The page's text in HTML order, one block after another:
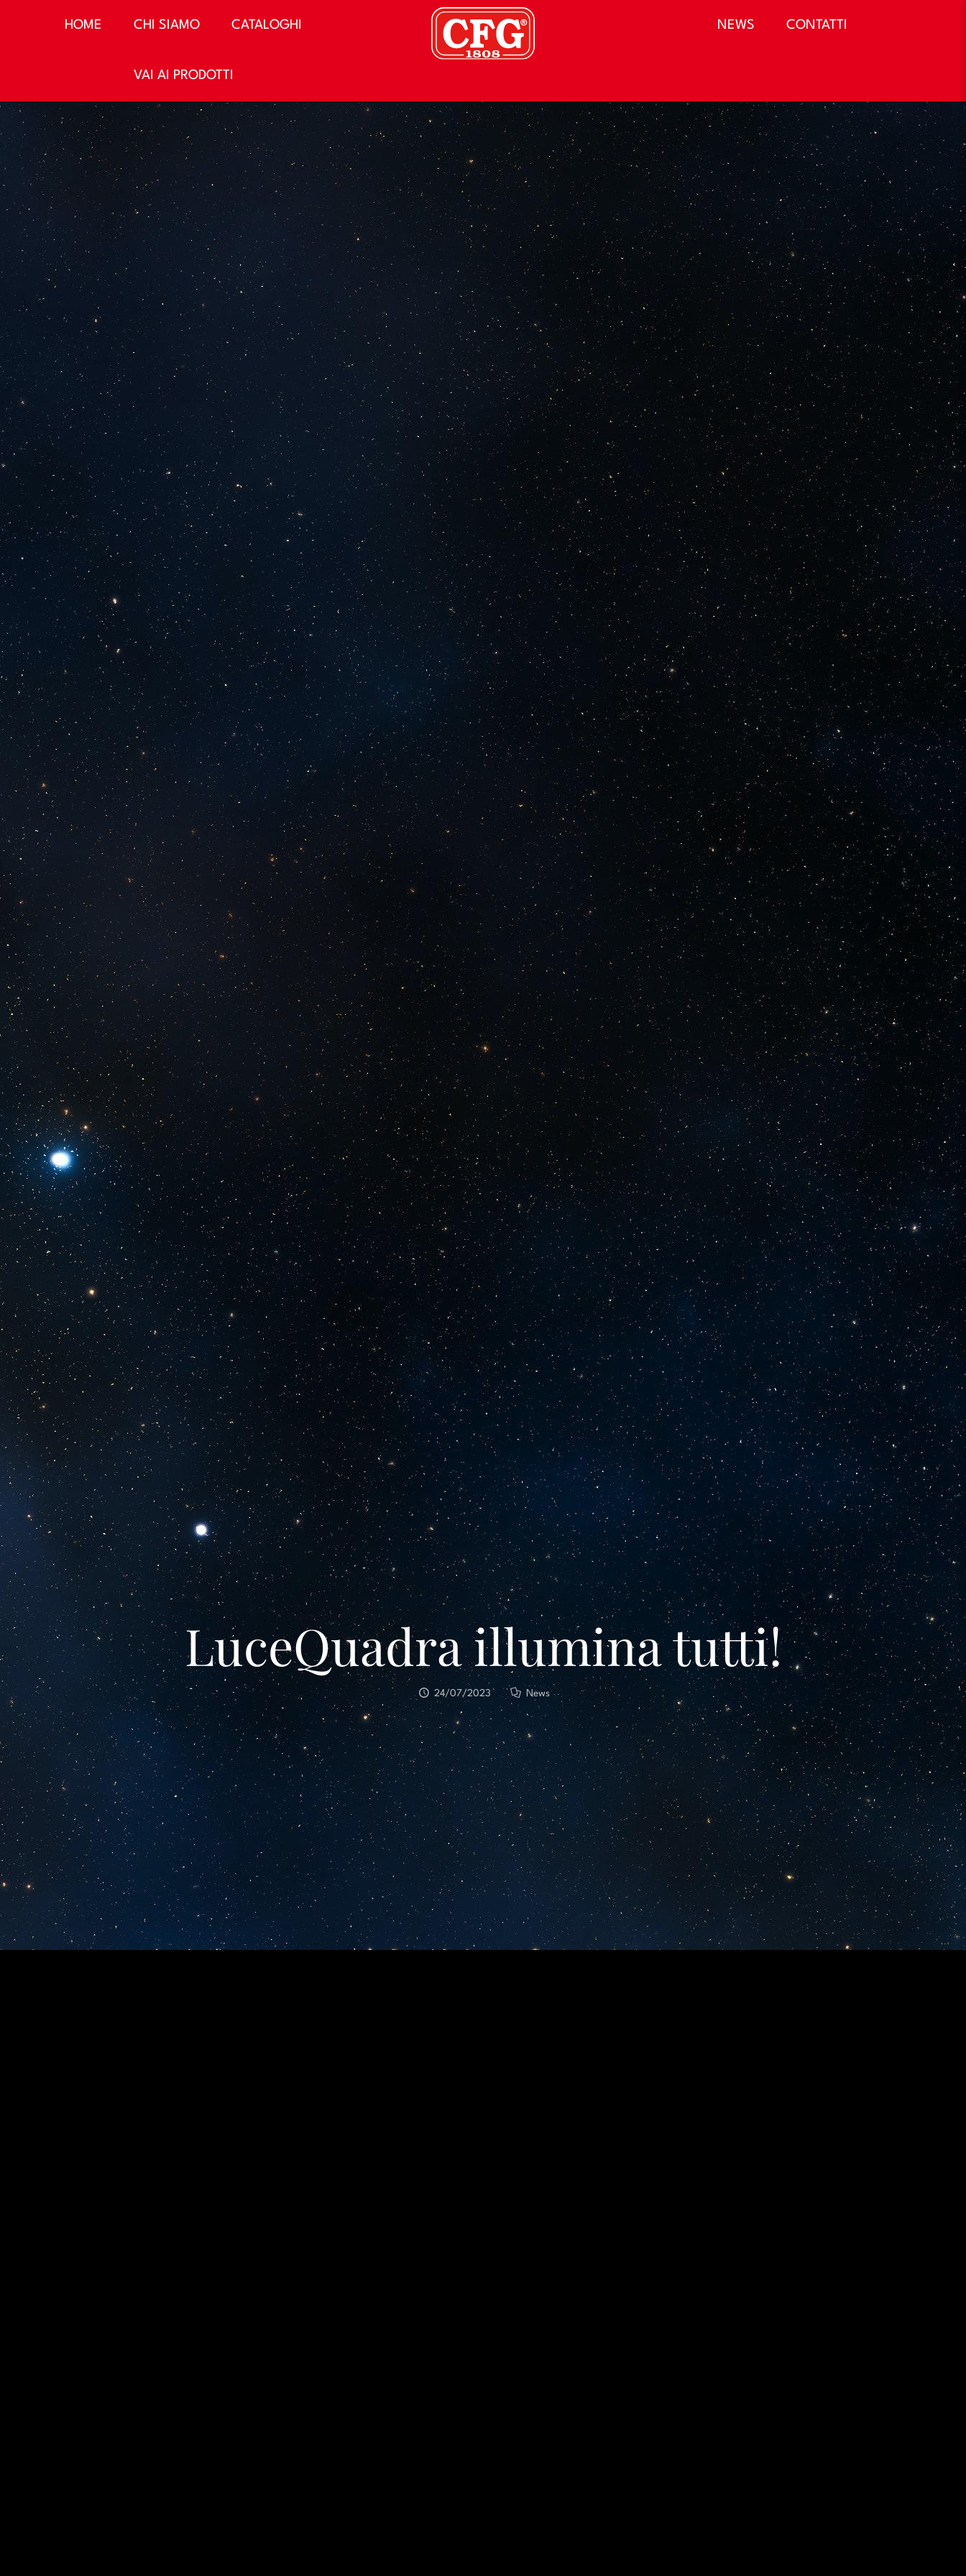
HOME CHI SIAMO CATALOGHI
VAI AI PRODOTTI
NEWS CONTATTI
LuceQuadra illumina tutti!
24/07/2023 News